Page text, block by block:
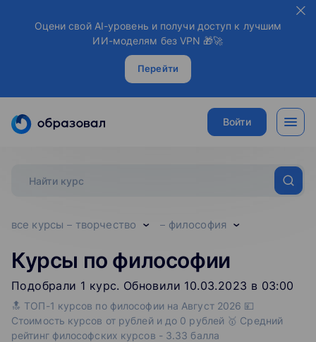
Оцени свой AI-уровень и получи доступ к лучшим
ИИ-моделям без VPN 🎁🚀
Перейти
Войти
все курсы творчество философия
Курсы по философии
Подобрали 1 курс. Обновили 10.03.2023 в 03:00
🔝 ТОП-1 курсов по философии на Август 2026 💴
Стоимость курсов от рублей и до 0 рублей 🥇 Средний
рейтинг философских курсов - 3.33 балла